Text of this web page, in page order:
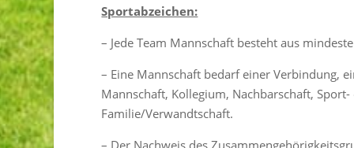
Sportabzeichen:
– Jede Team Mannschaft besteht aus
– Eine Mannschaft bedarf einer Verbindung,
Mannschaft, Kollegium, Nachbarschaft,
Familie/Verwandtschaft.
– Der Nachweis des